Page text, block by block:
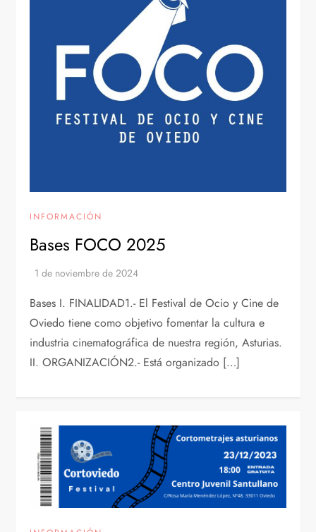
INFORMACIÓN
Bases FOCO 2025
Bases I. FINALIDAD1.- El Festival de Ocio y Cine de
Oviedo tiene como objetivo fomentar la cultura e
industria cinematográfica de nuestra región, Asturias.
II. ORGANIZACIÓN2.- Está organizado […]